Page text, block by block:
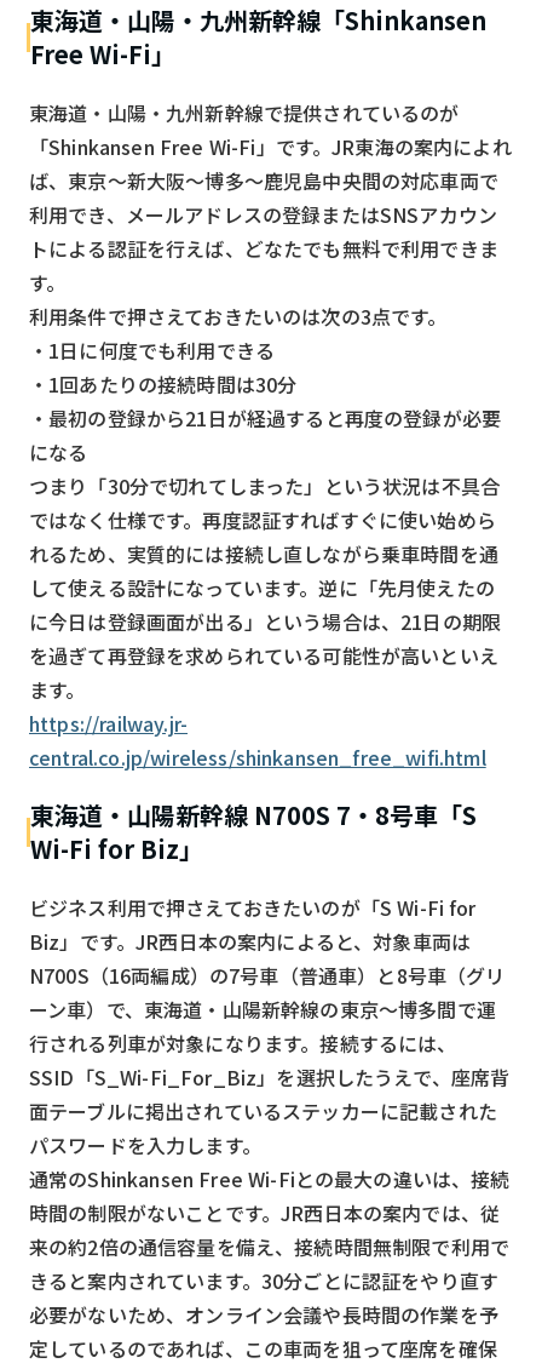
東海道・山陽・九州新幹線「Shinkansen
Free Wi-Fi」
東海道・山陽・九州新幹線で提供されているのが
「Shinkansen Free Wi-Fi」です。JR東海の案内によれ
ば、東京〜新大阪〜博多〜鹿児島中央間の対応車両で
利用でき、メールアドレスの登録またはSNSアカウン
トによる認証を行えば、どなたでも無料で利用できま
す。
利用条件で押さえておきたいのは次の3点です。
・1日に何度でも利用できる
・1回あたりの接続時間は30分
・最初の登録から21日が経過すると再度の登録が必要
になる
つまり「30分で切れてしまった」という状況は不具合
ではなく仕様です。再度認証すればすぐに使い始めら
れるため、実質的には接続し直しながら乗車時間を通
して使える設計になっています。逆に「先月使えたの
に今日は登録画面が出る」という場合は、21日の期限
を過ぎて再登録を求められている可能性が高いといえ
ます。
https://railway.jr-
central.co.jp/wireless/shinkansen_free_wifi.html
東海道・山陽新幹線 N700S 7・8号車「S
Wi-Fi for Biz」
ビジネス利用で押さえておきたいのが「S Wi-Fi for
Biz」です。JR西日本の案内によると、対象車両は
N700S（16両編成）の7号車（普通車）と8号車（グリ
ーン車）で、東海道・山陽新幹線の東京〜博多間で運
行される列車が対象になります。接続するには、
SSID「S_Wi-Fi_For_Biz」を選択したうえで、座席背
面テーブルに掲出されているステッカーに記載された
パスワードを入力します。
通常のShinkansen Free Wi-Fiとの最大の違いは、接続
時間の制限がないことです。JR西日本の案内では、従
来の約2倍の通信容量を備え、接続時間無制限で利用で
きると案内されています。30分ごとに認証をやり直す
必要がないため、オンライン会議や長時間の作業を予
定しているのであれば、この車両を狙って座席を確保